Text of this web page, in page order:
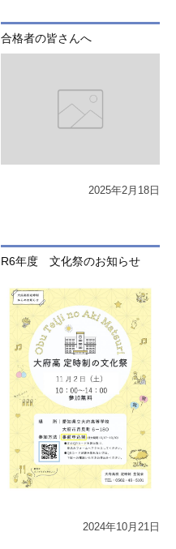
合格者の皆さんへ
2025年2月18日
R6年度 文化祭のお知らせ
2024年10月21日